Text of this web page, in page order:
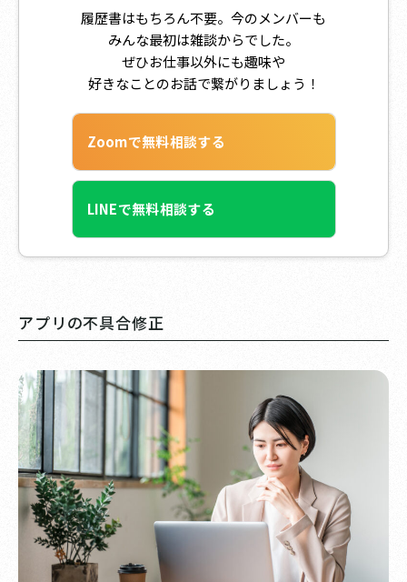
履歴書はもちろん不要。今のメンバーも
みんな最初は雑談からでした。
ぜひお仕事以外にも趣味や
好きなことのお話で繋がりましょう！
Zoomで無料相談する
LINEで無料相談する
アプリの不具合修正